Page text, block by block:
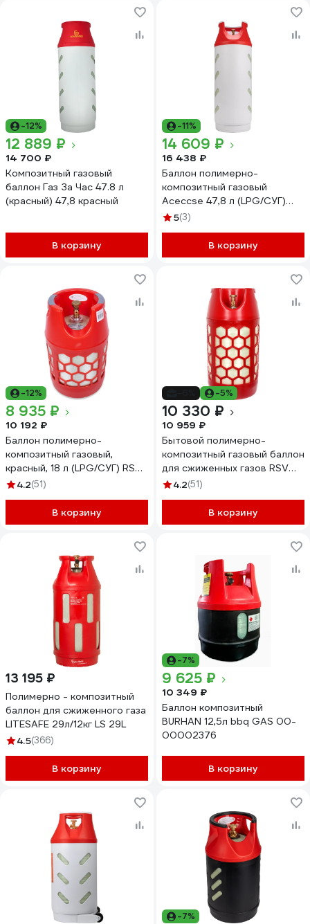
-12%
12 889 ₽
14 700 ₽
Композитный газовый
баллон Газ За Час 47.8 л
(красный) 47,8 красный
В корзину
-11%
14 609 ₽
16 438 ₽
Баллон полимерно-
композитный газовый
Aceccse 47,8 л (LPG/СУГ)
Composite ACE47.8RW
5(3)
В корзину
-12%
8 935 ₽
10 192 ₽
Баллон полимерно-
композитный газовый,
красный, 18 л (LPG/СУГ) RSV
COMPOSITE RSV18RED
4.2(51)
В корзину
-5%
10 330 ₽
10 959 ₽
Бытовой полимерно-
композитный газовый баллон
для сжиженных газов RSV
COMPOSITE 24,5 л К001
4.2(51)
В корзину
13 195 ₽
Полимерно - композитный
баллон для сжиженного газа
LITESAFE 29л/12кг LS 29L
4.5(366)
В корзину
-7%
9 625 ₽
10 349 ₽
Баллон композитный
BURHAN 12,5л bbq GAS 00-
00002376
В корзину
-7%